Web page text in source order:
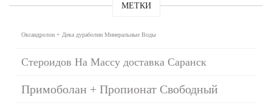
МЕТКИ
Оксандролон + Дека дураболин Минеральные Воды
Стероидов На Массу доставка Саранск
Примоболан + Пропионат Свободный